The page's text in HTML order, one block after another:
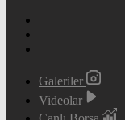
Galeriler
Videolar